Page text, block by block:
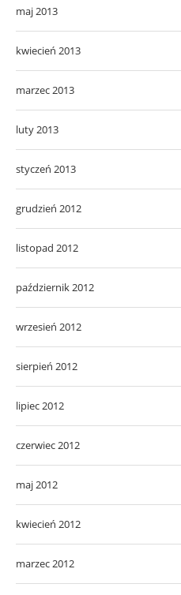
maj 2013
kwiecień 2013
marzec 2013
luty 2013
styczeń 2013
grudzień 2012
listopad 2012
październik 2012
wrzesień 2012
sierpień 2012
lipiec 2012
czerwiec 2012
maj 2012
kwiecień 2012
marzec 2012